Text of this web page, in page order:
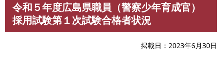
令和５年度広島県職員（警察少年育成官）
採用試験第１次試験合格者状況
掲載日 2023年6月30日